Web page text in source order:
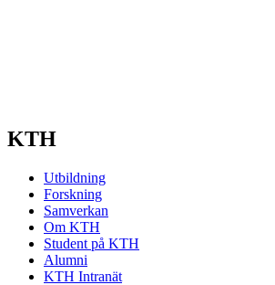
KTH
Utbildning
Forskning
Samverkan
Om KTH
Student på KTH
Alumni
KTH Intranät